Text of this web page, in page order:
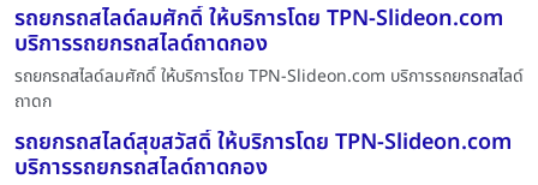
รถยกรถสไลด์ลมศักดิ์ ให้บริการโดย TPN-Slideon.com
บริการรถยกรถสไลด์ถาดกอง
รถยกรถสไลด์ลมศักดิ์ ให้บริการโดย TPN-Slideon.com บริการรถยกรถสไลด์
ถาดก
รถยกรถสไลด์สุขสวัสดิ์ ให้บริการโดย TPN-Slideon.com
บริการรถยกรถสไลด์ถาดกอง